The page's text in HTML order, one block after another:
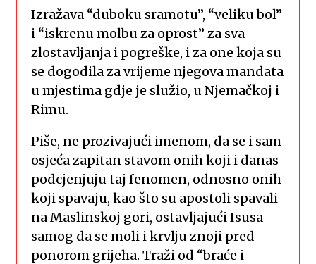
Izražava “duboku sramotu”, “veliku bol”
i “iskrenu molbu za oprost” za sva
zlostavljanja i pogreške, i za one koja su
se dogodila za vrijeme njegova mandata
u mjestima gdje je služio, u Njemačkoj i
Rimu.
Piše, ne prozivajući imenom, da se i sam
osjeća zapitan stavom onih koji i danas
podcjenjuju taj fenomen, odnosno onih
koji spavaju, kao što su apostoli spavali
na Maslinskoj gori, ostavljajući Isusa
samog da se moli i krvlju znoji pred
ponorom grijeha. Traži od “braće i